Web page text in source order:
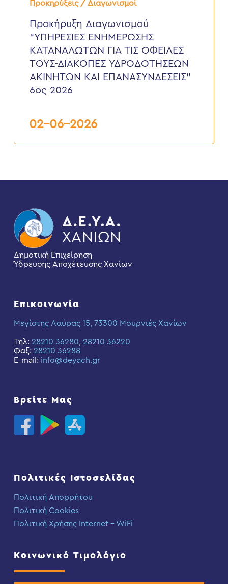
Προκηρύξεις / Διαγωνισμοί
ΕΝΗΜΕΡΩΣΗΣ
ΚΑΤΑΝΑΛΩΤΩΝ
ΟΦΕΙΛΕΣ
ΤΟΥΣ-
ΔΙΑΚΟΠΕΣ
ΑΚΙΝΗΤΩΝ
2026
Προκήρυξη Διαγωνισμού
“ΥΠΗΡΕΣΙΕΣ ΕΝΗΜΕΡΩΣΗΣ
ΚΑΤΑΝΑΛΩΤΩΝ ΓΙΑ ΤΙΣ ΟΦΕΙΛΕΣ
ΤΟΥΣ-ΔΙΑΚΟΠΕΣ ΥΔΡΟΔΟΤΗΣΕΩΝ
ΑΚΙΝΗΤΩΝ ΚΑΙ ΕΠΑΝΑΣΥΝΔΕΣΕΙΣ”
6ος 2026
02-06-2026
Δημοτική Επιχείρηση
Ύδρευσης Αποχέτευσης Χανίων
Επικοινωνία
Μεγίστης Λαύρας 15, 73300 Μουρνιές Χανίων
Τηλ: 28210 36280, 28210 36220
Φαξ: 28210 36288
E-mail: info@deyach.gr
Βρείτε Μας
Πολιτικές Ιστοσελίδας
Πολιτική Απορρήτου
Πολιτική Cookies
Πολιτική Χρήσης Internet – WiFi
Κοινωνικό Τιμολόγιο